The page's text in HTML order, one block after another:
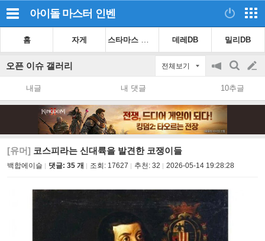
아이돌 마스터 인벤
홈 자게 데레DB 밀리DB
오픈 이슈 갤러리 전체보기
공
지
on/off
검
색
글
쓰
내글 내 댓글 10추글
[유머] 코스피라는 신대륙을 발견한 코쟁이들
백합에이슬 댓글: 35 개 조회: 17627 추천: 32 2026-05-14 19:28:28